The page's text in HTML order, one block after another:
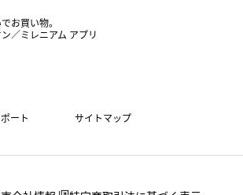
ト
お買い物。
／ミレニアム アプリ
ート サイトマップ